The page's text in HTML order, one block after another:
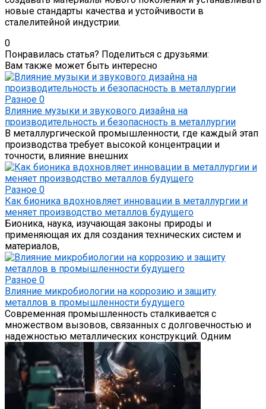
новые стандарты качества и устойчивости в
сталелитейной индустрии.
0
Понравилась статья? Поделиться с друзьями:
Вам также может быть интересно
Разное 0
Влияние музыки и звукового дизайна на
производительность и безопасность в металлургии
В металлургической промышленности, где каждый этап
производства требует высокой концентрации и
точности, влияние внешних
Разное 0
Как бионика вдохновляет инновации в металлургии и
меняет производство металлов будущего
Бионика, наука, изучающая законы природы и
применяющая их для создания технических систем и
материалов,
Разное 0
Влияние микробиологии на коррозию и защиту
металлов в промышленности будущего
Современная промышленность сталкивается с
множеством вызовов, связанных с долговечностью и
надежностью металлических конструкций. Одним